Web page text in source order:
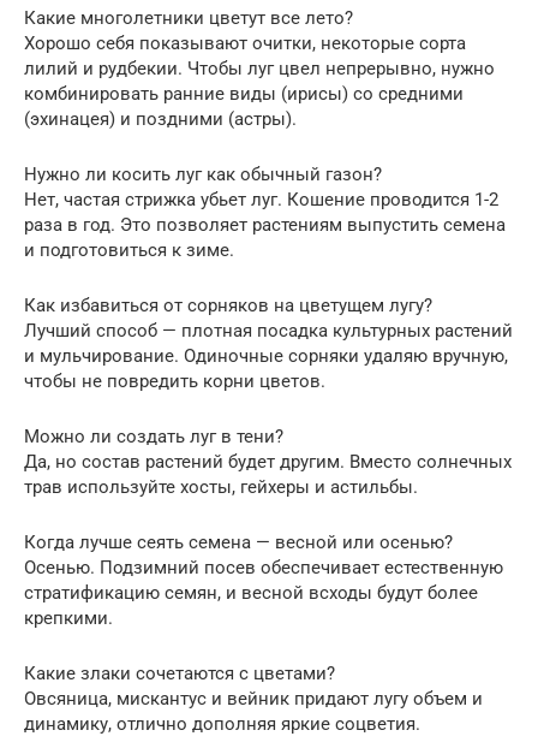
Какие многолетники цветут все лето?
Хорошо себя показывают очитки, некоторые сорта
лилий и рудбекии. Чтобы луг цвел непрерывно, нужно
комбинировать ранние виды (ирисы) со средними
(эхинацея) и поздними (астры).
Нужно ли косить луг как обычный газон?
Нет, частая стрижка убьет луг. Кошение проводится 1-2
раза в год. Это позволяет растениям выпустить семена
и подготовиться к зиме.
Как избавиться от сорняков на цветущем лугу?
Лучший способ — плотная посадка культурных растений
и мульчирование. Одиночные сорняки удаляю вручную,
чтобы не повредить корни цветов.
Можно ли создать луг в тени?
Да, но состав растений будет другим. Вместо солнечных
трав используйте хосты, гейхеры и астильбы.
Когда лучше сеять семена — весной или осенью?
Осенью. Подзимний посев обеспечивает естественную
стратификацию семян, и весной всходы будут более
крепкими.
Какие злаки сочетаются с цветами?
Овсяница, мискантус и вейник придают лугу объем и
динамику, отлично дополняя яркие соцветия.